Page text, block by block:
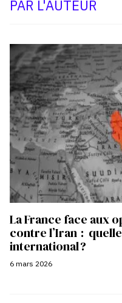
PAR L'AUTEUR
La France face aux
contre l’Iran :
international ?
6 mars 2026